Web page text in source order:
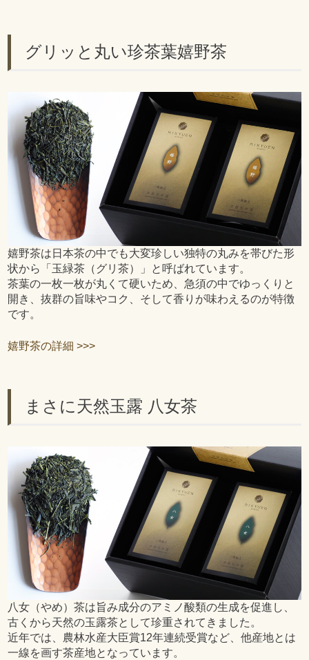
グリッと丸い珍茶葉嬉野茶
嬉野茶は日本茶の中でも大変珍しい独特の丸みを帯びた形
状から「玉緑茶（グリ茶）」と呼ばれています。
茶葉の一枚一枚が丸くて硬いため、急須の中でゆっくりと
開き、抜群の旨味やコク、そして香りが味わえるのが特徴
です。
嬉野茶の詳細 >>>
まさに天然玉露 八女茶
八女（やめ）茶は旨み成分のアミノ酸類の生成を促進し、
古くから天然の玉露茶として珍重されてきました。
近年では、農林水産大臣賞12年連続受賞など、他産地とは
一線を画す茶産地となっています。